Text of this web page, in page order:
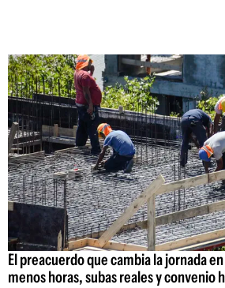
El preacuerdo que cambia la jornada
menos horas, subas reales y convenio